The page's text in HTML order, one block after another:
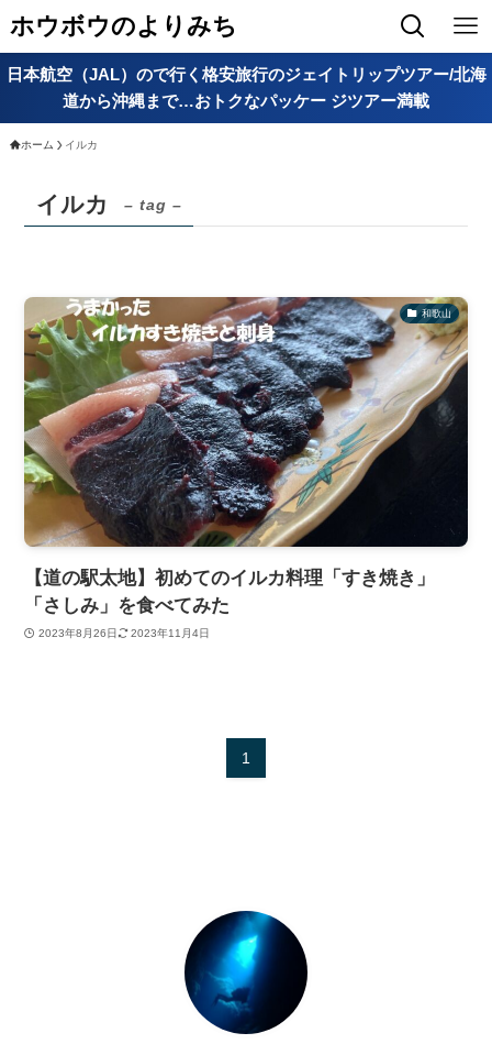
ホウボウのよりみち
日本航空（JAL）ので行く格安旅行のジェイトリップツアー/北海
道から沖縄まで…おトクなパッケー ジツアー満載
ホーム イルカ
イルカ – tag –
和歌山
【道の駅太地】初めてのイルカ料理「すき焼き」
「さしみ」を食べてみた
2023年8月26日 2023年11月4日
1